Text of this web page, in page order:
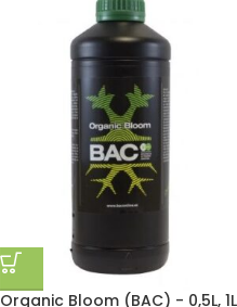
Organic Bloom (BAC) - 0,5L, 1L